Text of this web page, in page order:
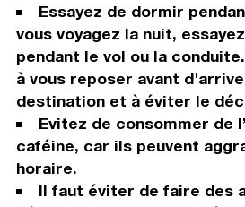
Essayez de dormir
vous voyagez la nuit,
pendant le vol ou la
à vous reposer avant
destination et à éviter le
Evitez de consommer de
caféine, car ils peuvent
horaire.
Il faut éviter de faire des